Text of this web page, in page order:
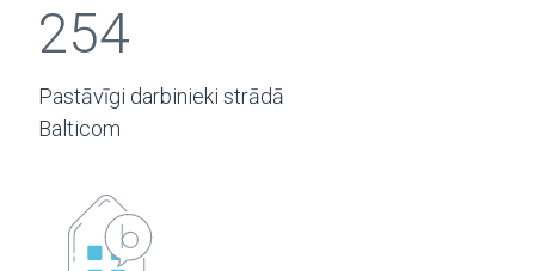
254
Pastāvīgi darbinieki strādā
Balticom